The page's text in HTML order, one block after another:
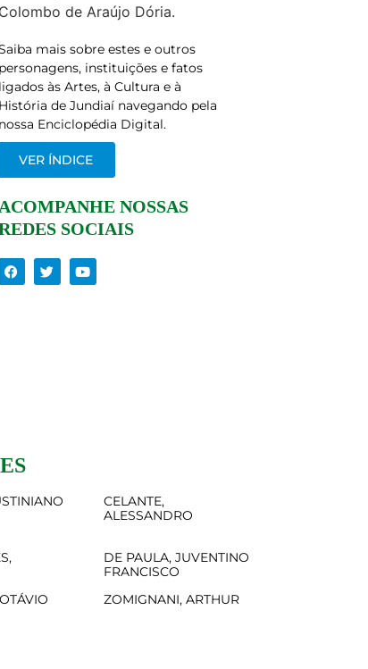
Colombo de Araújo Dória.
mais sobre estes e outros
personagens, instituições e fatos
ligados às Artes, à Cultura e à
História de Jundiaí navegando pela
nossa Enciclopédia Digital.
VER ÍNDICE
ACOMPANHE NOSSAS
SOCIAIS
CELANTE,
ALESSANDRO
DE PAULA, JUVENTINO
FRANCISCO
ZOMIGNANI, ARTHUR